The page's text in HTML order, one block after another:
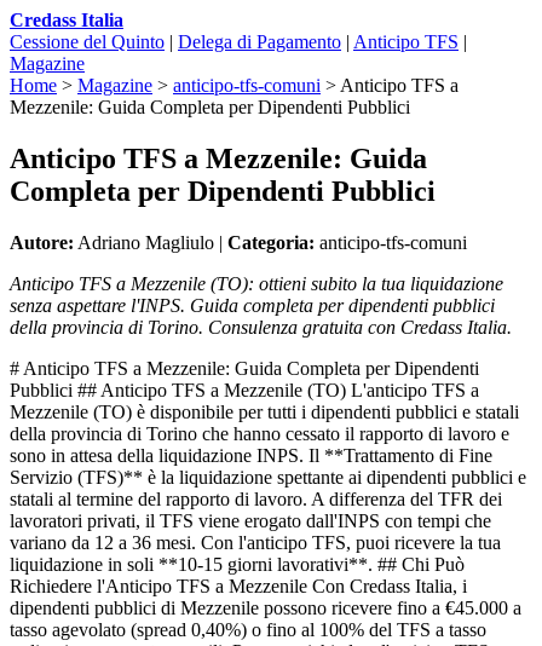
Credass Italia
Cessione del Quinto | Delega di Pagamento | Anticipo TFS |
Magazine
Home > Magazine > anticipo-tfs-comuni > Anticipo TFS a
Mezzenile: Guida Completa per Dipendenti Pubblici
Anticipo TFS a Mezzenile: Guida
Completa per Dipendenti Pubblici
Autore: Adriano Magliulo | Categoria: anticipo-tfs-comuni
Anticipo TFS a Mezzenile (TO): ottieni subito la tua liquidazione
senza aspettare l'INPS. Guida completa per dipendenti pubblici
della provincia di Torino. Consulenza gratuita con Credass Italia.
# Anticipo TFS a Mezzenile: Guida Completa per Dipendenti
Pubblici ## Anticipo TFS a Mezzenile (TO) L'anticipo TFS a
Mezzenile (TO) è disponibile per tutti i dipendenti pubblici e statali
della provincia di Torino che hanno cessato il rapporto di lavoro e
sono in attesa della liquidazione INPS. Il **Trattamento di Fine
Servizio (TFS)** è la liquidazione spettante ai dipendenti pubblici e
statali al termine del rapporto di lavoro. A differenza del TFR dei
lavoratori privati, il TFS viene erogato dall'INPS con tempi che
variano da 12 a 36 mesi. Con l'anticipo TFS, puoi ricevere la tua
liquidazione in soli **10-15 giorni lavorativi**. ## Chi Può
Richiedere l'Anticipo TFS a Mezzenile Con Credass Italia, i
dipendenti pubblici di Mezzenile possono ricevere fino a €45.000 a
tasso agevolato (spread 0,40%) o fino al 100% del TFS a tasso